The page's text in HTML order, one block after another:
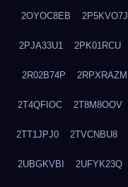
2OYOC8EB 2P5KVO7J
2PJA33U1 2PK01RCU
2R02B74P 2RPXRAZM
2T4QFIOC 2T8M8OOV
2TT1JPJ0 2TVCNBU8
2UBGKVBI 2UFYK23Q